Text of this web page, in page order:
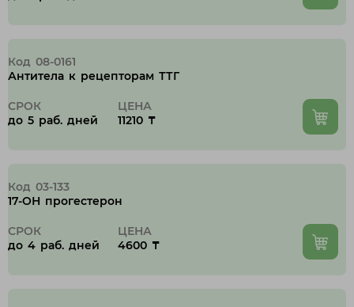
Код 08-0161
Антитела к рецепторам ТТГ
СРОК
до 5 раб. дней
ЦЕНА
11210 ₸
Код 03-133
17-ОН прогестерон
СРОК
до 4 раб. дней
ЦЕНА
4600 ₸